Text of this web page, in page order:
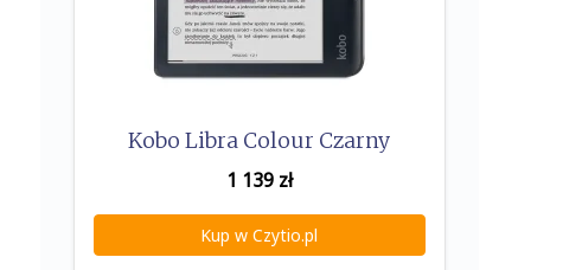
Kobo Libra Colour Czarny
1 139zł
Kup w Czytio.pl